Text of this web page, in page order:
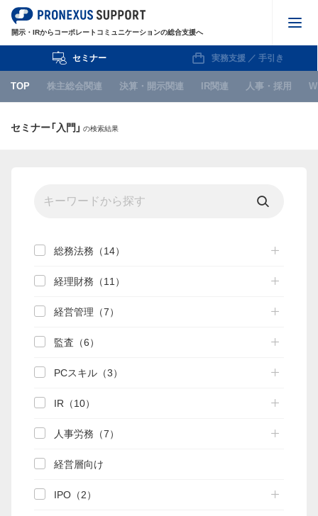
開示・IRからコーポレートコミュニケーションの総合支援へ
決算・開示関連
IR関連
お知らせ
セミナー
PRONEXUS SUPPORTの使い方
実務支援機能
TOP 株主総会関連 決算・開示関連 IR関連 人事・採用
セミナー 実務支援 ／ 手引き
セミナー「入門」 の検索結果
総務法務（14）
経理財務（11）
経営管理（7）
監査（6）
PCスキル（3）
IR（10）
人事労務（7）
経営層向け
IPO（2）